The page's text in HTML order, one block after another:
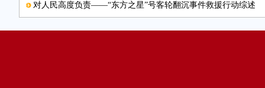
对人民高度负责——“东方之星”号客轮翻沉事件救援行动综述